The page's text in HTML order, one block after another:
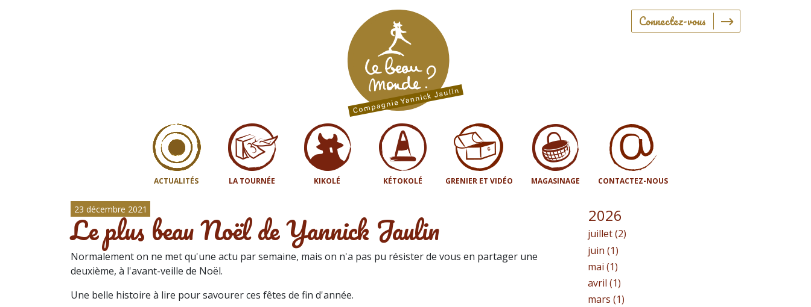
Connectez-vous
ACTUALITÉS LA TOURNÉE KIKOLÉ KÉTOKOLÉ GRENIER ET VIDÉO MAGASINAGE CONTACTEZ-NOUS
23 décembre 2021
Le plus beau Noël de Yannick Jaulin
Normalement on ne met qu'une actu par semaine, mais on n'a pas pu résister de vous en partager une
deuxième, à l'avant-veille de Noël.
Une belle histoire à lire pour savourer ces fêtes de fin d'année.
2026
juillet (2)
juin (1)
mai (1)
avril (1)
mars (1)